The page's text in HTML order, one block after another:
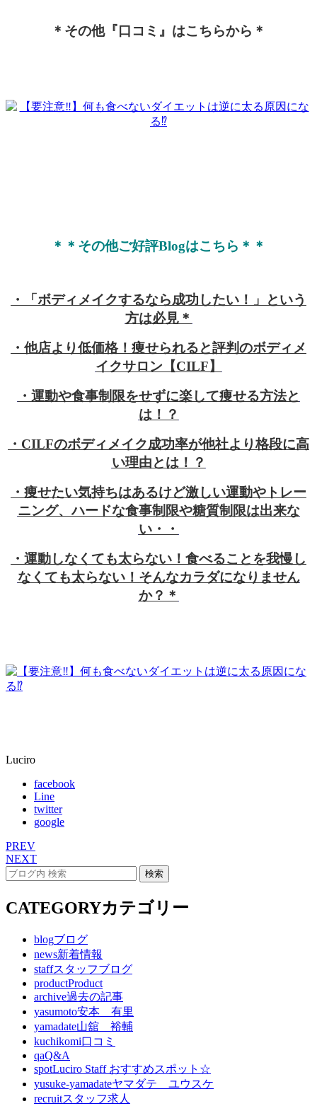
＊その他『口コミ』はこちらから＊
＊＊その他ご好評Blogはこちら＊＊
・「ボディメイクするなら成功したい！」という
方は必見＊
・他店より低価格！痩せられると評判のボディメ
イクサロン【CILF】
・運動や食事制限をせずに楽して痩せる方法と
は！？
・CILFのボディメイク成功率が他社より格段に高
い理由とは！？
・痩せたい気持ちはあるけど激しい運動やトレー
ニング、ハードな食事制限や糖質制限は出来な
い・・
・運動しなくても太らない！食べることを我慢し
なくても太らない！そんなカラダになりません
か？＊
Luciro
facebook
Line
twitter
google
PREV
NEXT
CATEGORYカテゴリー
blogブログ
news新着情報
staffスタッフブログ
productProduct
archive過去の記事
yasumoto安本 有里
yamadate山舘 裕輔
kuchikomi口コミ
qaQ&A
spotLuciro Staff おすすめスポット☆
yusuke-yamadateヤマダテ ユウスケ
recruitスタッフ求人